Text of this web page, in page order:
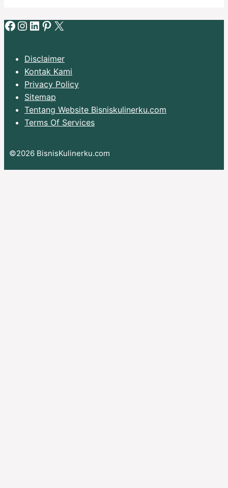
Facebook
Instagram
LinkedIn
Pinterest
X
Disclaimer
Kontak Kami
Privacy Policy
Sitemap
Tentang Website Bisniskulinerku.com
Terms Of Services
©2026 BisnisKulinerku.com